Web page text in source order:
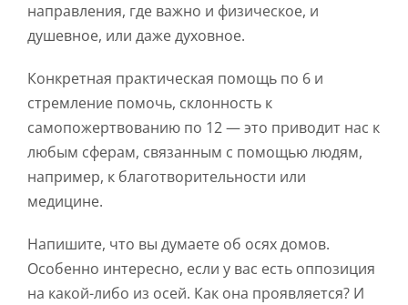
направления, где важно и физическое, и
душевное, или даже духовное.
Конкретная практическая помощь по 6 и
стремление помочь, склонность к
самопожертвованию по 12 — это приводит нас к
любым сферам, связанным с помощью людям,
например, к благотворительности или
медицине.
Напишите, что вы думаете об осях домов.
Особенно интересно, если у вас есть оппозиция
на какой-либо из осей. Как она проявляется? И